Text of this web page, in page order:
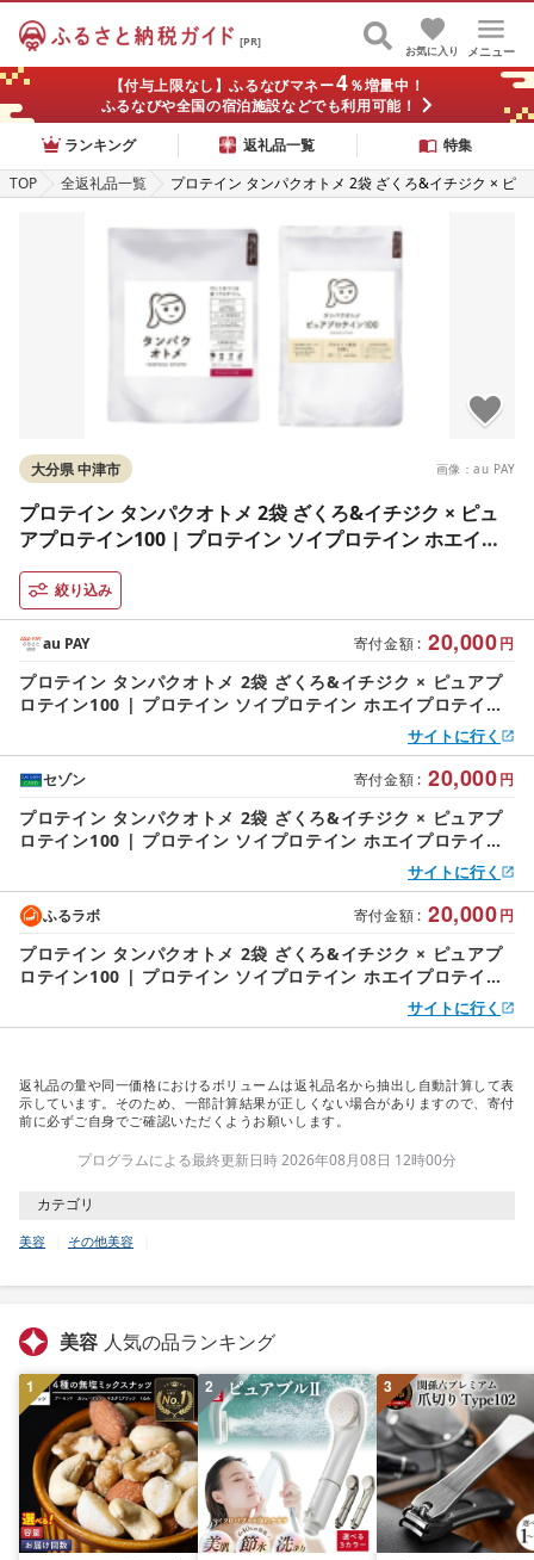
[PR]
メニュー
お気に入り
【付与上限なし】ふるなびマネー4％増量中！
ふるなびや全国の宿泊施設などでも利用可能！
ランキング
返礼品一覧
特集
TOP
全返礼品一覧
プロテイン タンパクオトメ 2袋 ざくろ&イチジク × ピ
イプロテイン 女性 プロテイン 美容 プロテイン プロテ
インシェイカー プロテイン サプリメント タマチャンシ
ョップ 大分県 中津市
画像：au PAY
大分県 中津市
プロテイン タンパクオトメ 2袋 ざくろ&イチジク × ピュ
アプロテイン100 | プロテイン ソイプロテイン ホエイプ
ロテイン 女性 プロテイン 美容 プロテイン プロテインシ
ェイカー プロテイン サプリメント タマチャンショップ 大
分県 中津市
絞り込み
寄付金額 : 20,000円
au PAY
プロテイン タンパクオトメ 2袋 ざくろ&イチジク × ピュアプ
ロテイン100 | プロテイン ソイプロテイン ホエイプロテイン
女性 プロテイン 美容 プロテイン プロテインシェイカー プロ
テイン サプリメント タマチャンショップ 大分県 中津市
サイトに行く
寄付金額 : 20,000円
セゾン
プロテイン タンパクオトメ 2袋 ざくろ&イチジク × ピュアプ
ロテイン100 | プロテイン ソイプロテイン ホエイプロテイン
女性 プロテイン 美容 プロテイン プロテインシェイカー プロ
テイン サプリメント タマチャンショップ 大分県 中津市
サイトに行く
寄付金額 : 20,000円
ふるラボ
プロテイン タンパクオトメ 2袋 ざくろ&イチジク × ピュアプ
ロテイン100 | プロテイン ソイプロテイン ホエイプロテイン
女性 プロテイン 美容 プロテイン プロテインシェイカー プロ
テイン サプリメント タマチャンショップ 大分県 中津市
サイトに行く
返礼品の量や同一価格におけるボリュームは返礼品名から抽出し自動計算して表
示しています。そのため、一部計算結果が正しくない場合がありますので、寄付
前に必ずご自身でご確認いただくようお願いします。
プログラムによる最終更新日時 2026年08月08日 12時00分
カテゴリ
美容 その他美容
美容 人気の品ランキング
1 2 3